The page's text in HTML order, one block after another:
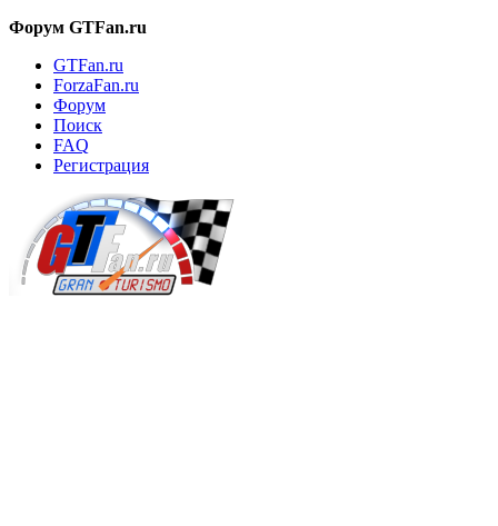
Форум GTFan.ru
GTFan.ru
ForzaFan.ru
Форум
Поиск
FAQ
Регистрация